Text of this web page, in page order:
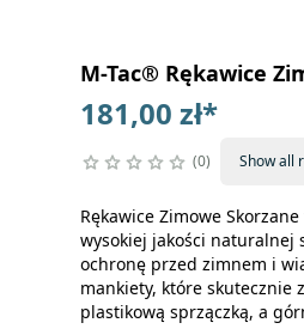
M-Tac® Rękawice
181,00 zł*
0 Show all
Rękawice Zimowe
wysokiej jakości naturalnej
ochronę przed zimnem i
mankiety, które skutecznie
plastikową sprzączką, a